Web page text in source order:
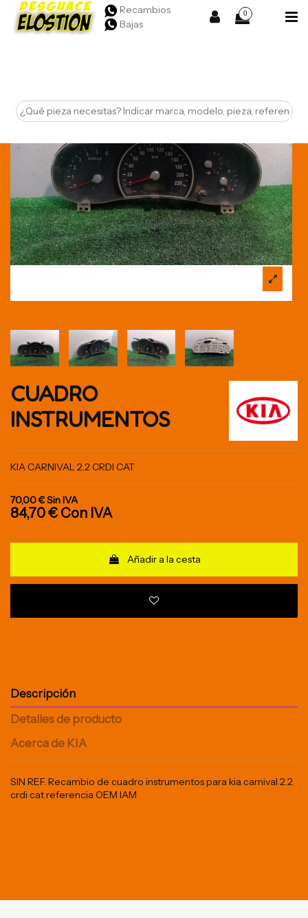
Recambios
Bajas
0
CUADRO
INSTRUMENTOS
KIA CARNIVAL 2.2 CRDI CAT
70,00 €Sin IVA
84,70 € Con IVA
Añadir a la cesta
Descripción
Detalles de producto
Acerca de KIA
SIN REF. Recambio de cuadro instrumentos para kia carnival 2.2
crdi cat referencia OEM IAM